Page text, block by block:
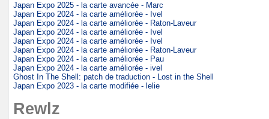
Japan Expo 2025 - la carte avancée - Marc
Japan Expo 2024 - la carte améliorée - Ivel
Japan Expo 2024 - la carte améliorée - Raton-Laveur
Japan Expo 2024 - la carte améliorée - Ivel
Japan Expo 2024 - la carte améliorée - Ivel
Japan Expo 2024 - la carte améliorée - Raton-Laveur
Japan Expo 2024 - la carte améliorée - Pau
Japan Expo 2024 - la carte améliorée - ivel
Ghost In The Shell: patch de traduction - Lost in the Shell
Japan Expo 2023 - la carte modifiée - lelie
Rewlz